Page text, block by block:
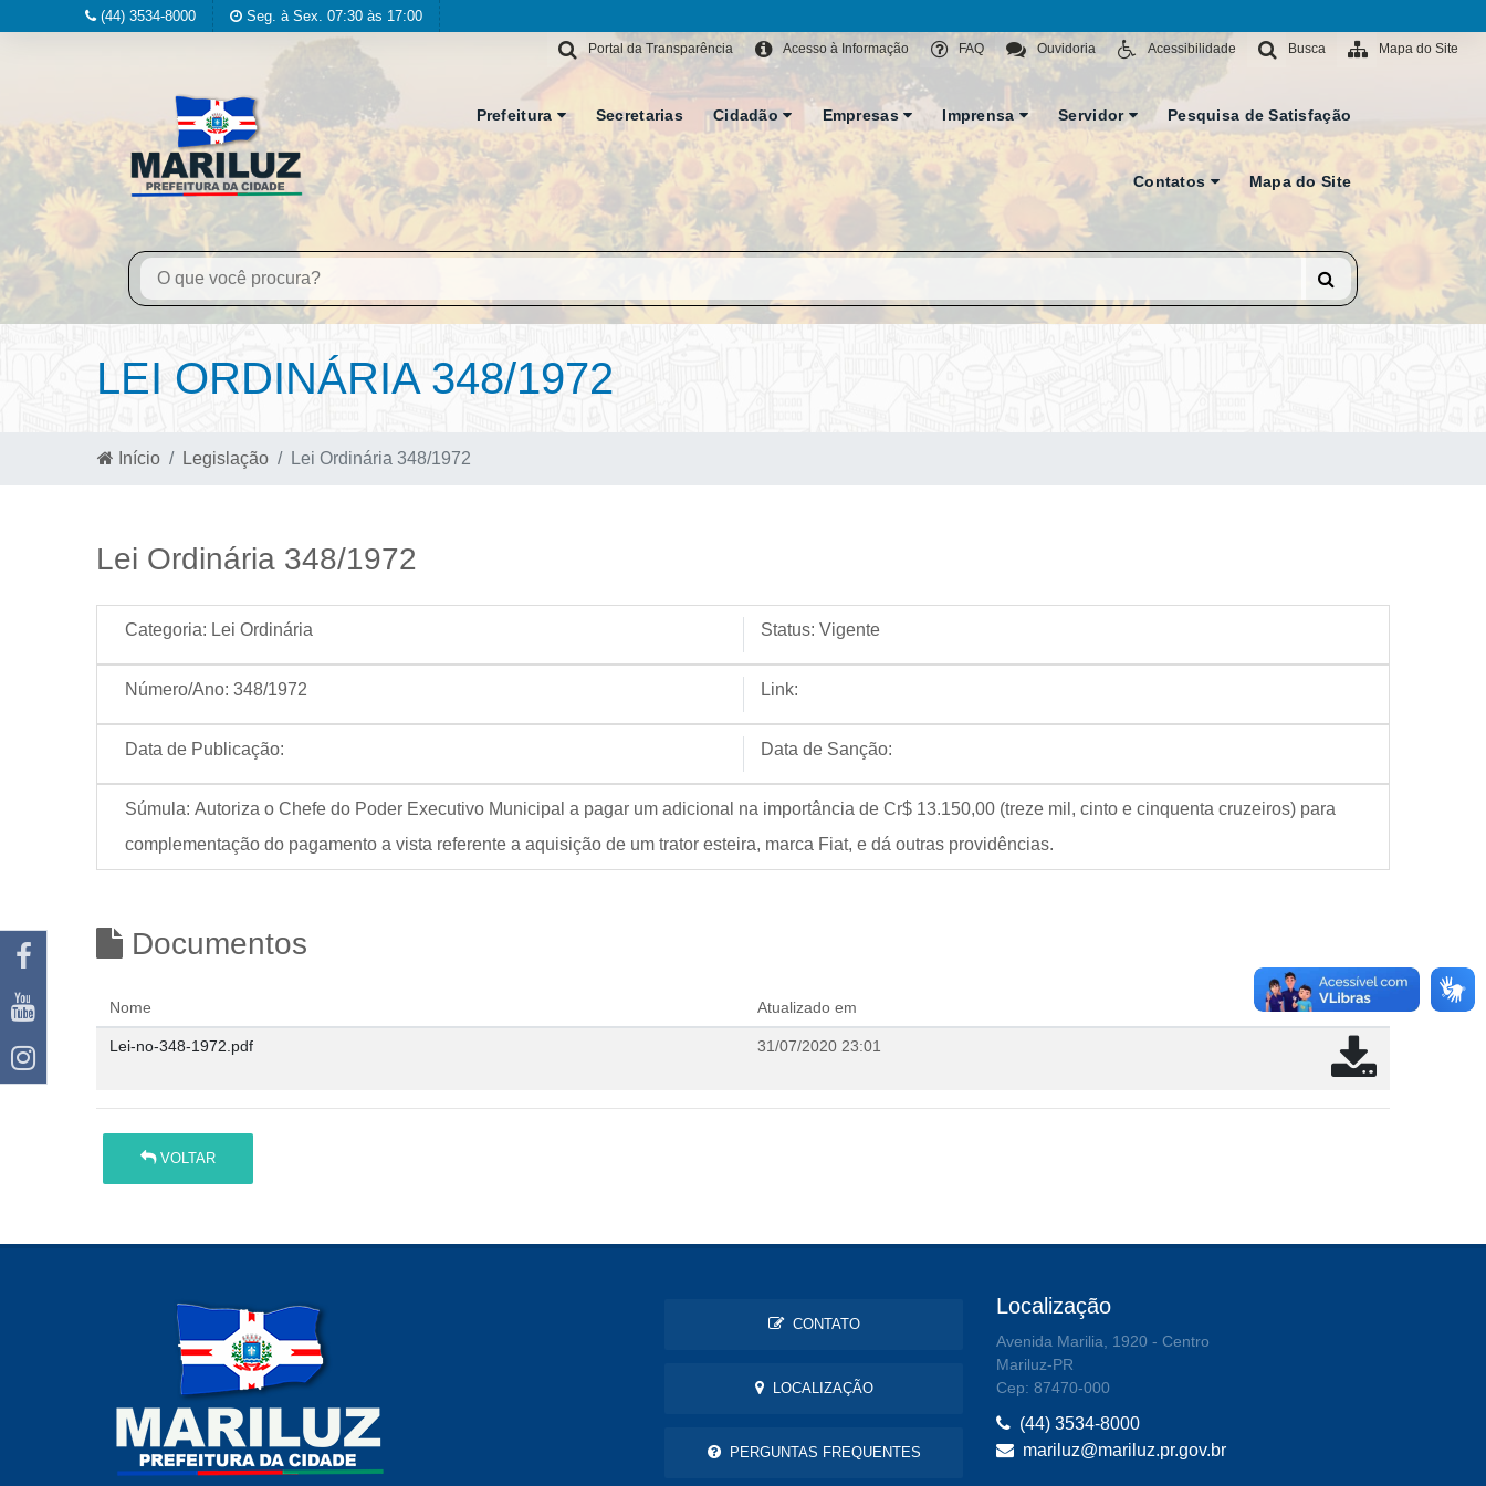
(44) 3534-8000 Seg. à Sex. 07:30 às 17:00
Mapa do Site
Busca
Acessibilidade
Ouvidoria
FAQ
Acesso à Informação
Portal da Transparência
Prefeitura Secretarias Cidadão Empresas Imprensa Servidor Pesquisa de Satisfação
Contatos Mapa do Site
LEI ORDINÁRIA 348/1972
Início Legislação Lei Ordinária 348/1972
Lei Ordinária 348/1972
Categoria: Lei Ordinária Status: Vigente
Número/Ano: 348/1972 Link:
Data de Publicação: Data de Sanção:
Súmula: Autoriza o Chefe do Poder Executivo Municipal a pagar um adicional na importância de Cr$ 13.150,00 (treze mil, cinto e cinquenta cruzeiros) para
complementação do pagamento a vista referente a aquisição de um trator esteira, marca Fiat, e dá outras providências.
Documentos
Nome Atualizado em
Lei-no-348-1972.pdf 31/07/2020 23:01
VOLTAR
CONTATO
LOCALIZAÇÃO
PERGUNTAS FREQUENTES
Localização
Avenida Marilia, 1920 - Centro
Mariluz-PR
Cep: 87470-000
(44) 3534-8000
mariluz@mariluz.pr.gov.br